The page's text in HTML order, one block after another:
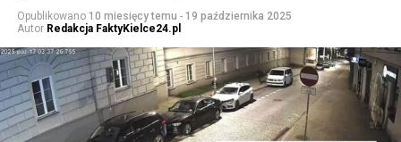
Opublikowano 10 miesięcy temu - 19 października 2025
Autor Redakcja FaktyKielce24.pl